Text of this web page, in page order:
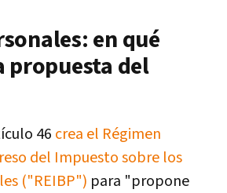
en qué
propuesta del
46 crea el Régimen
del Impuesto sobre los
("REIBP") para "propone